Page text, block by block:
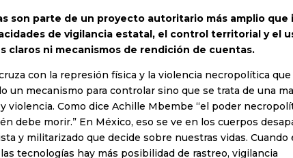
son parte de un proyecto autoritario más amplio que
de vigilancia estatal, el control territorial y el
claros ni mecanismos de rendición de cuentas.
con la represión física y la violencia necropolítica
un mecanismo para controlar sino que se trata de una
violencia. Como dice Achille Mbembe “el poder
debe morir.” ​​En México, eso se ve en los cuerpos
y militarizado que decide sobre nuestras vidas. Cuando
tecnologías hay más posibilidad de rastreo, vigilancia